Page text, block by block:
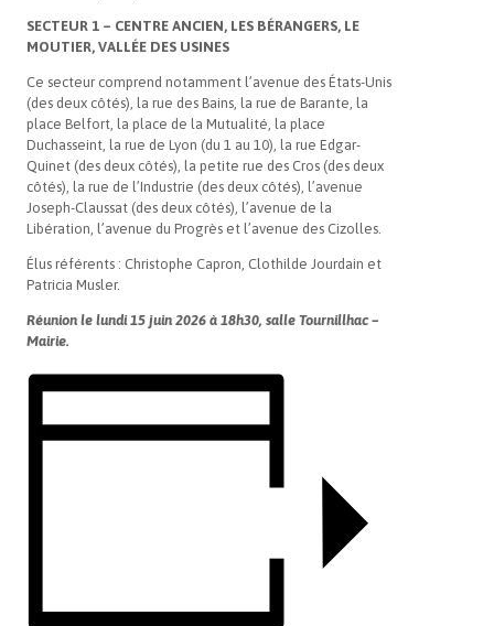
SECTEUR 1 – CENTRE ANCIEN, LES BÉRANGERS, LE
MOUTIER, VALLÉE DES USINES
Ce secteur comprend notamment l’avenue des États-Unis
(des deux côtés), la rue des Bains, la rue de Barante, la
place Belfort, la place de la Mutualité, la place
Duchasseint, la rue de Lyon (du 1 au 10), la rue Edgar-
Quinet (des deux côtés), la petite rue des Cros (des deux
côtés), la rue de l’Industrie (des deux côtés), l’avenue
Joseph-Claussat (des deux côtés), l’avenue de la
Libération, l’avenue du Progrès et l’avenue des Cizolles.
Élus référents : Christophe Capron, Clothilde Jourdain et
Patricia Musler.
Réunion le lundi 15 juin 2026 à 18h30, salle Tournillhac –
Mairie.